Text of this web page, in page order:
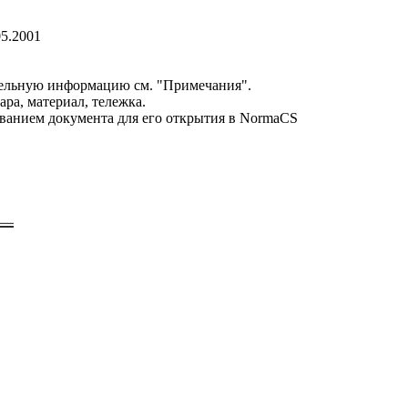
информацию см. "Примечания".
материал, тележка.
документа для его открытия в NormaCS